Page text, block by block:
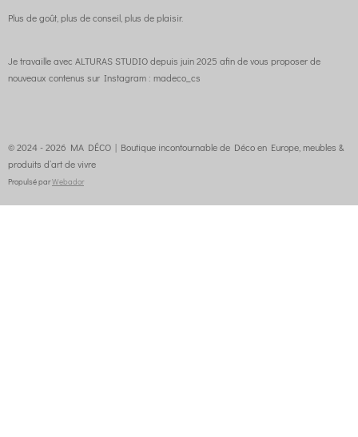
Plus de goût, plus de conseil, plus de plaisir.
Je travaille avec ALTURAS STUDIO depuis juin 2025 afin de vous proposer de
nouveaux contenus sur Instagram : madeco_cs
© 2024 - 2026 MA DÉCO | Boutique incontournable de Déco en Europe, meubles &
produits d’art de vivre
Propulsé parWebador